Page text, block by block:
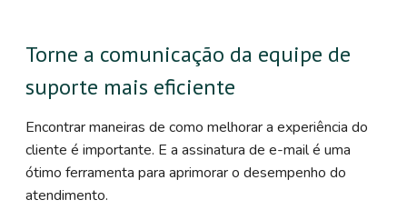
Torne a comunicação da equipe de
suporte mais eficiente
Encontrar maneiras de como melhorar a experiência do
cliente é importante. E a assinatura de e-mail é uma
ótimo ferramenta para aprimorar o desempenho do
atendimento.